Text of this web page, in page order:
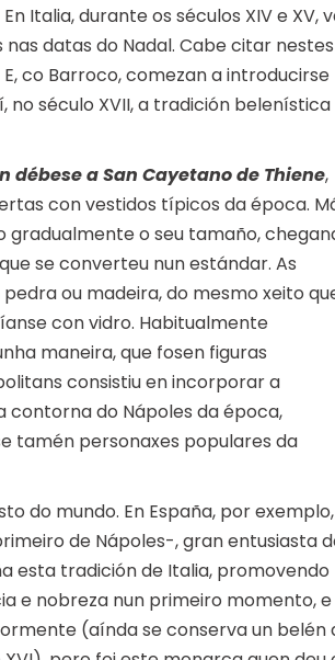
Italia, durante os séculos XIV e XV,
datas do Nadal. Cabe citar nestes
co Barroco, comezan a introducirse
século XVII, a tradición belenística
a San Cayetano de Thiene,
con vestidos típicos da época.
o seu tamaño,
se converteu nun estándar. As
ou madeira, do mesmo xeito
con vidro. Habitualmente
maneira, que fosen figuras
consistiu en incorporar a
do Nápoles da época,
tamén personaxes populares da
do mundo. En España, por exemplo,
de Nápoles-, gran entusiasta
esta tradición de Italia, promovendo
e nobreza nun primeiro momento, e
(aínda se conserva un belén